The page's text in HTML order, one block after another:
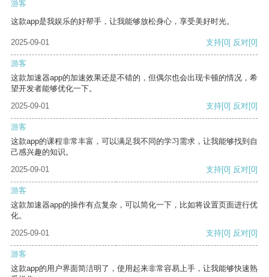
游客
这款app是我娱乐的好帮手，让我能够放松身心，享受美好时光。
2025-09-01 支持[0] 反对[0]
游客
这款加速器app的加速效果还是不错的，但偶尔也会出现卡顿的情况，希
望开发者能够优化一下。
2025-09-01
支持[0] 反对[0]
游客
这款app的课程非常丰富，可以满足我不同的学习需求，让我能够找到自
己感兴趣的知识。
2025-09-01
支持[0] 反对[0]
游客
这款加速器app的操作有点复杂，可以简化一下，比如将设置页面进行优
化。
2025-09-01
支持[0] 反对[0]
游客
这款app的用户界面简洁明了，使用起来非常容易上手，让我能够快速熟